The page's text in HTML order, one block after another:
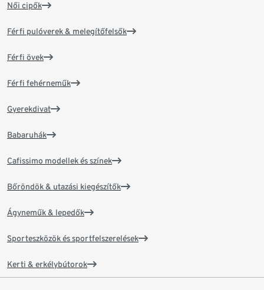
Női cipők
Férfi pulóverek & melegítőfelsők
Férfi övek
Férfi fehérneműk
Gyerekdivat
Babaruhák
Cafissimo modellek és színek
Bőröndök & utazási kiegészítők
Ágyneműk & lepedők
Sporteszközök és sportfelszerelések
Kerti & erkélybútorok